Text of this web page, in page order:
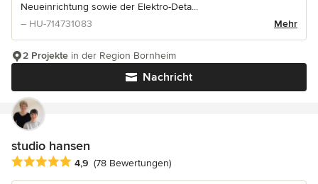
Neueinrichtung sowie der Elektro-Deta...
– HU-714731083
Mehr
Nachricht
2 Projekte in der Region Bornheim
studio hansen
Durchschnittliche Bewertung: 4.9 von 5 Sternen
4,9 (78 Bewertungen)